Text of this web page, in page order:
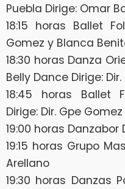
Puebla Dirige: Omar
18:15 horas Ballet
Gomez y Blanca
18:30 horas Danza
Belly Dance Dirige:
18:45 horas Ballet
Dirige: Dir. Gpe
19:00 horas Danzabor
19:15 horas Grupo
Arellano
19:30 horas Danzas